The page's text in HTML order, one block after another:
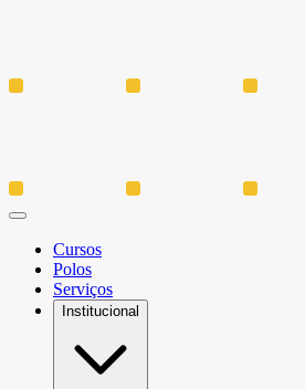
Cursos
Polos
Serviços
Institucional